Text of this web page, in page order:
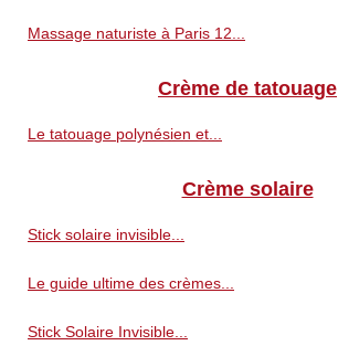
Massage naturiste à Paris 12...
Crème de tatouage
Le tatouage polynésien et...
Crème solaire
Stick solaire invisible...
Le guide ultime des crèmes...
Stick Solaire Invisible...